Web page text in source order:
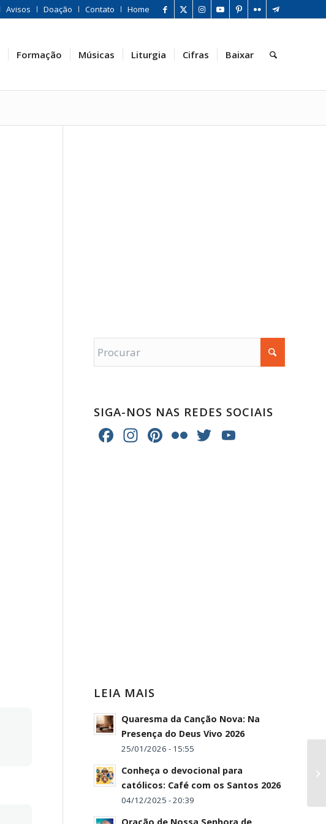
Avisos Doação Contato Home
Formação Músicas Liturgia Cifras Baixar
SIGA-NOS NAS REDES SOCIAIS
Facebook
Instagram
Pinterest
FlickrTwitter
LEIA MAIS
Quaresma da Canção Nova: Na
Presença do Deus Vivo 2026
25/01/2026 - 15:55
Conheça o devocional para
católicos: Café com os Santos 2026
04/12/2025 - 20:39